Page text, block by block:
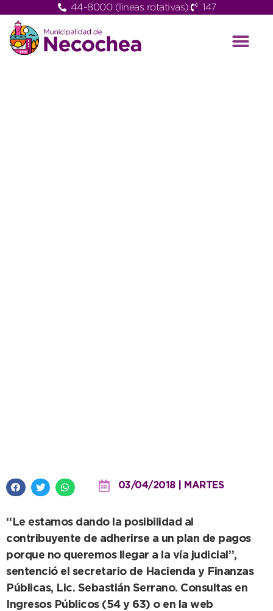
44-8000 (lineas rotativas) 147
03/04/2018 | MARTES
“Le estamos dando la posibilidad al
contribuyente de adherirse a un plan de pagos
porque no queremos llegar a la vía judicial”,
sentenció el secretario de Hacienda y Finanzas
Públicas, Lic. Sebastián Serrano. Consultas en
Ingresos Públicos (54 y 63) o en la web